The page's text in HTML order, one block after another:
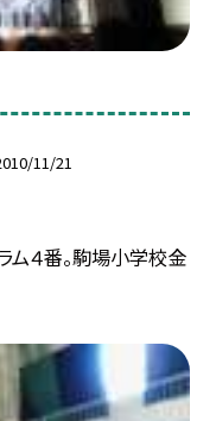
11/21
ム４番。駒場小学校金